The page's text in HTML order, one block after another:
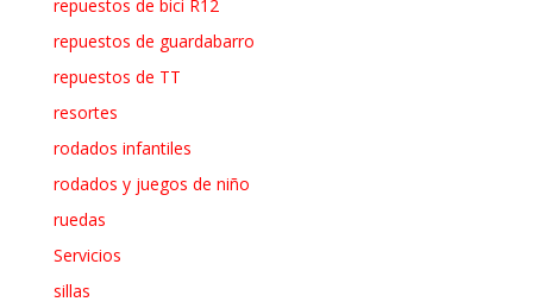
repuestos de bici R12
repuestos de guardabarro
repuestos de TT
resortes
rodados infantiles
rodados y juegos de niño
ruedas
Servicios
sillas